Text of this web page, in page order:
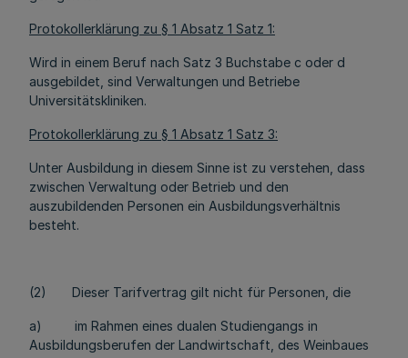
Protokollerklärung zu § 1 Absatz 1 Satz 1:
Wird in einem Beruf nach Satz 3 Buchstabe c oder d
ausgebildet, sind Verwaltungen und Betriebe
Universitätskliniken.
Protokollerklärung zu § 1 Absatz 1 Satz 3:
Unter Ausbildung in diesem Sinne ist zu verstehen, dass
zwischen Verwaltung oder Betrieb und den
auszubildenden Personen ein Ausbildungsverhältnis
besteht.
(2) Dieser Tarifvertrag gilt nicht für Personen, die
a) im Rahmen eines dualen Studiengangs in
Ausbildungsberufen der Landwirtschaft, des Weinbaues